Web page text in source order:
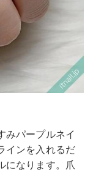
みパープルネイ
インを入れるだ
になります。爪